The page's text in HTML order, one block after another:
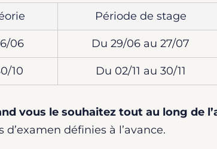
Période de stage
06 Du 29/06 au 27/07
10 Du 02/11 au 30/11
vous le souhaitez tout au long de
d’examen définies à l’avance.